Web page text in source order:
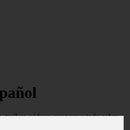
trailers, videos, avances y todo sobre